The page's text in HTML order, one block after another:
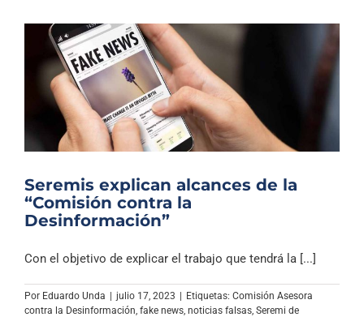
Seremis explican alcances de la
“Comisión contra la
Desinformación”
Con el objetivo de explicar el trabajo que tendrá la [...]
Por Eduardo Unda julio 17, 2023 Etiquetas: Comisión Asesora
contra la Desinformación, fake news, noticias falsas, Seremi de